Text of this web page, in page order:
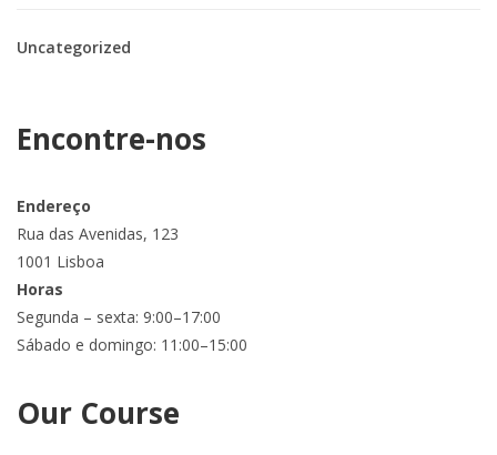
Uncategorized
Encontre-nos
Endereço
Rua das Avenidas, 123
1001 Lisboa
Horas
Segunda – sexta: 9:00–17:00
Sábado e domingo: 11:00–15:00
Our Course